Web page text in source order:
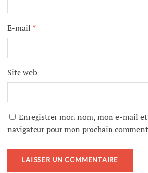
E-mail *
Site web
Enregistrer mon nom, mon e-mail
navigateur pour mon prochain